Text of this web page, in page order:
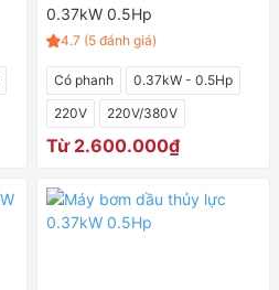
0.37kW 0.5Hp
4.7 (5 đánh giá)
Có phanh
0.37kW - 0.5Hp
220V
220V/380V
Từ 2.600.000₫